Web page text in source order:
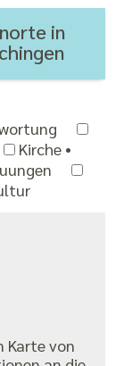
in
Kirche •
Karte von